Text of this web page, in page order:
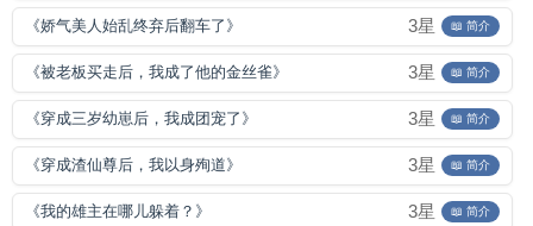
《娇气美人始乱终弃后翻车了》 3星 📖 简介
《被老板买走后，我成了他的金丝雀》 3星 📖 简介
《穿成三岁幼崽后，我成团宠了》 3星 📖 简介
《穿成渣仙尊后，我以身殉道》 3星 📖 简介
《我的雄主在哪儿躲着？》 3星 📖 简介